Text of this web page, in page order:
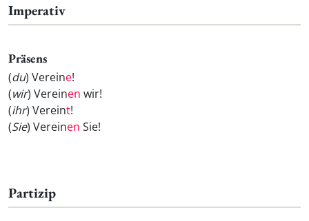
Imperativ
Präsens
(du) Vereine!
(wir) Vereinen wir!
(ihr) Vereint!
(Sie) Vereinen Sie!
Partizip